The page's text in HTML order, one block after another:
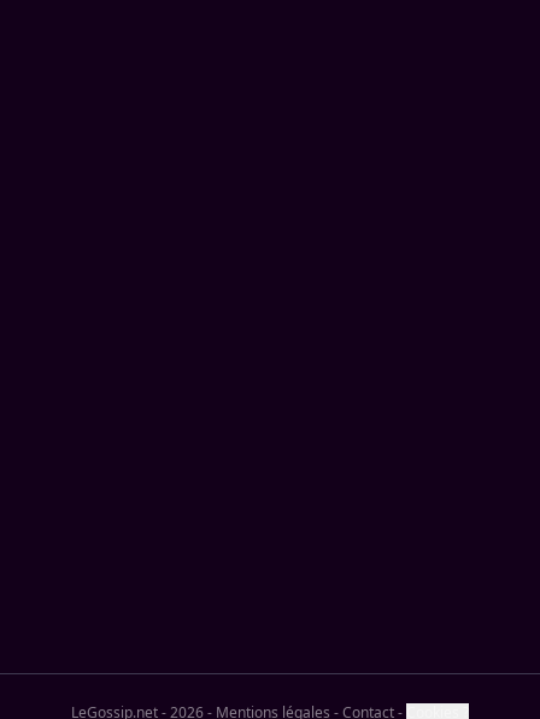
LeGossip.net - 2026- Mentions légales -Contact-